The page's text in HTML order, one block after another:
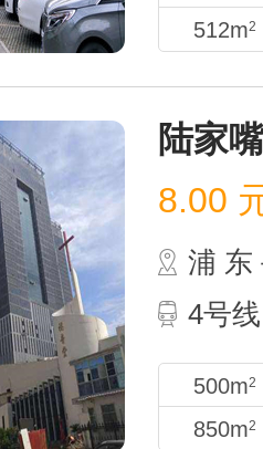
512m2
陆家
8.00
浦 东
4号
500m2
850m2